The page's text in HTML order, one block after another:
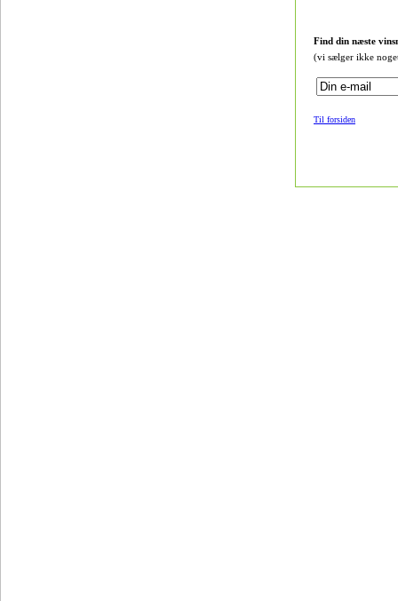
Find din næste
(vi sælger ikke
Til forsiden